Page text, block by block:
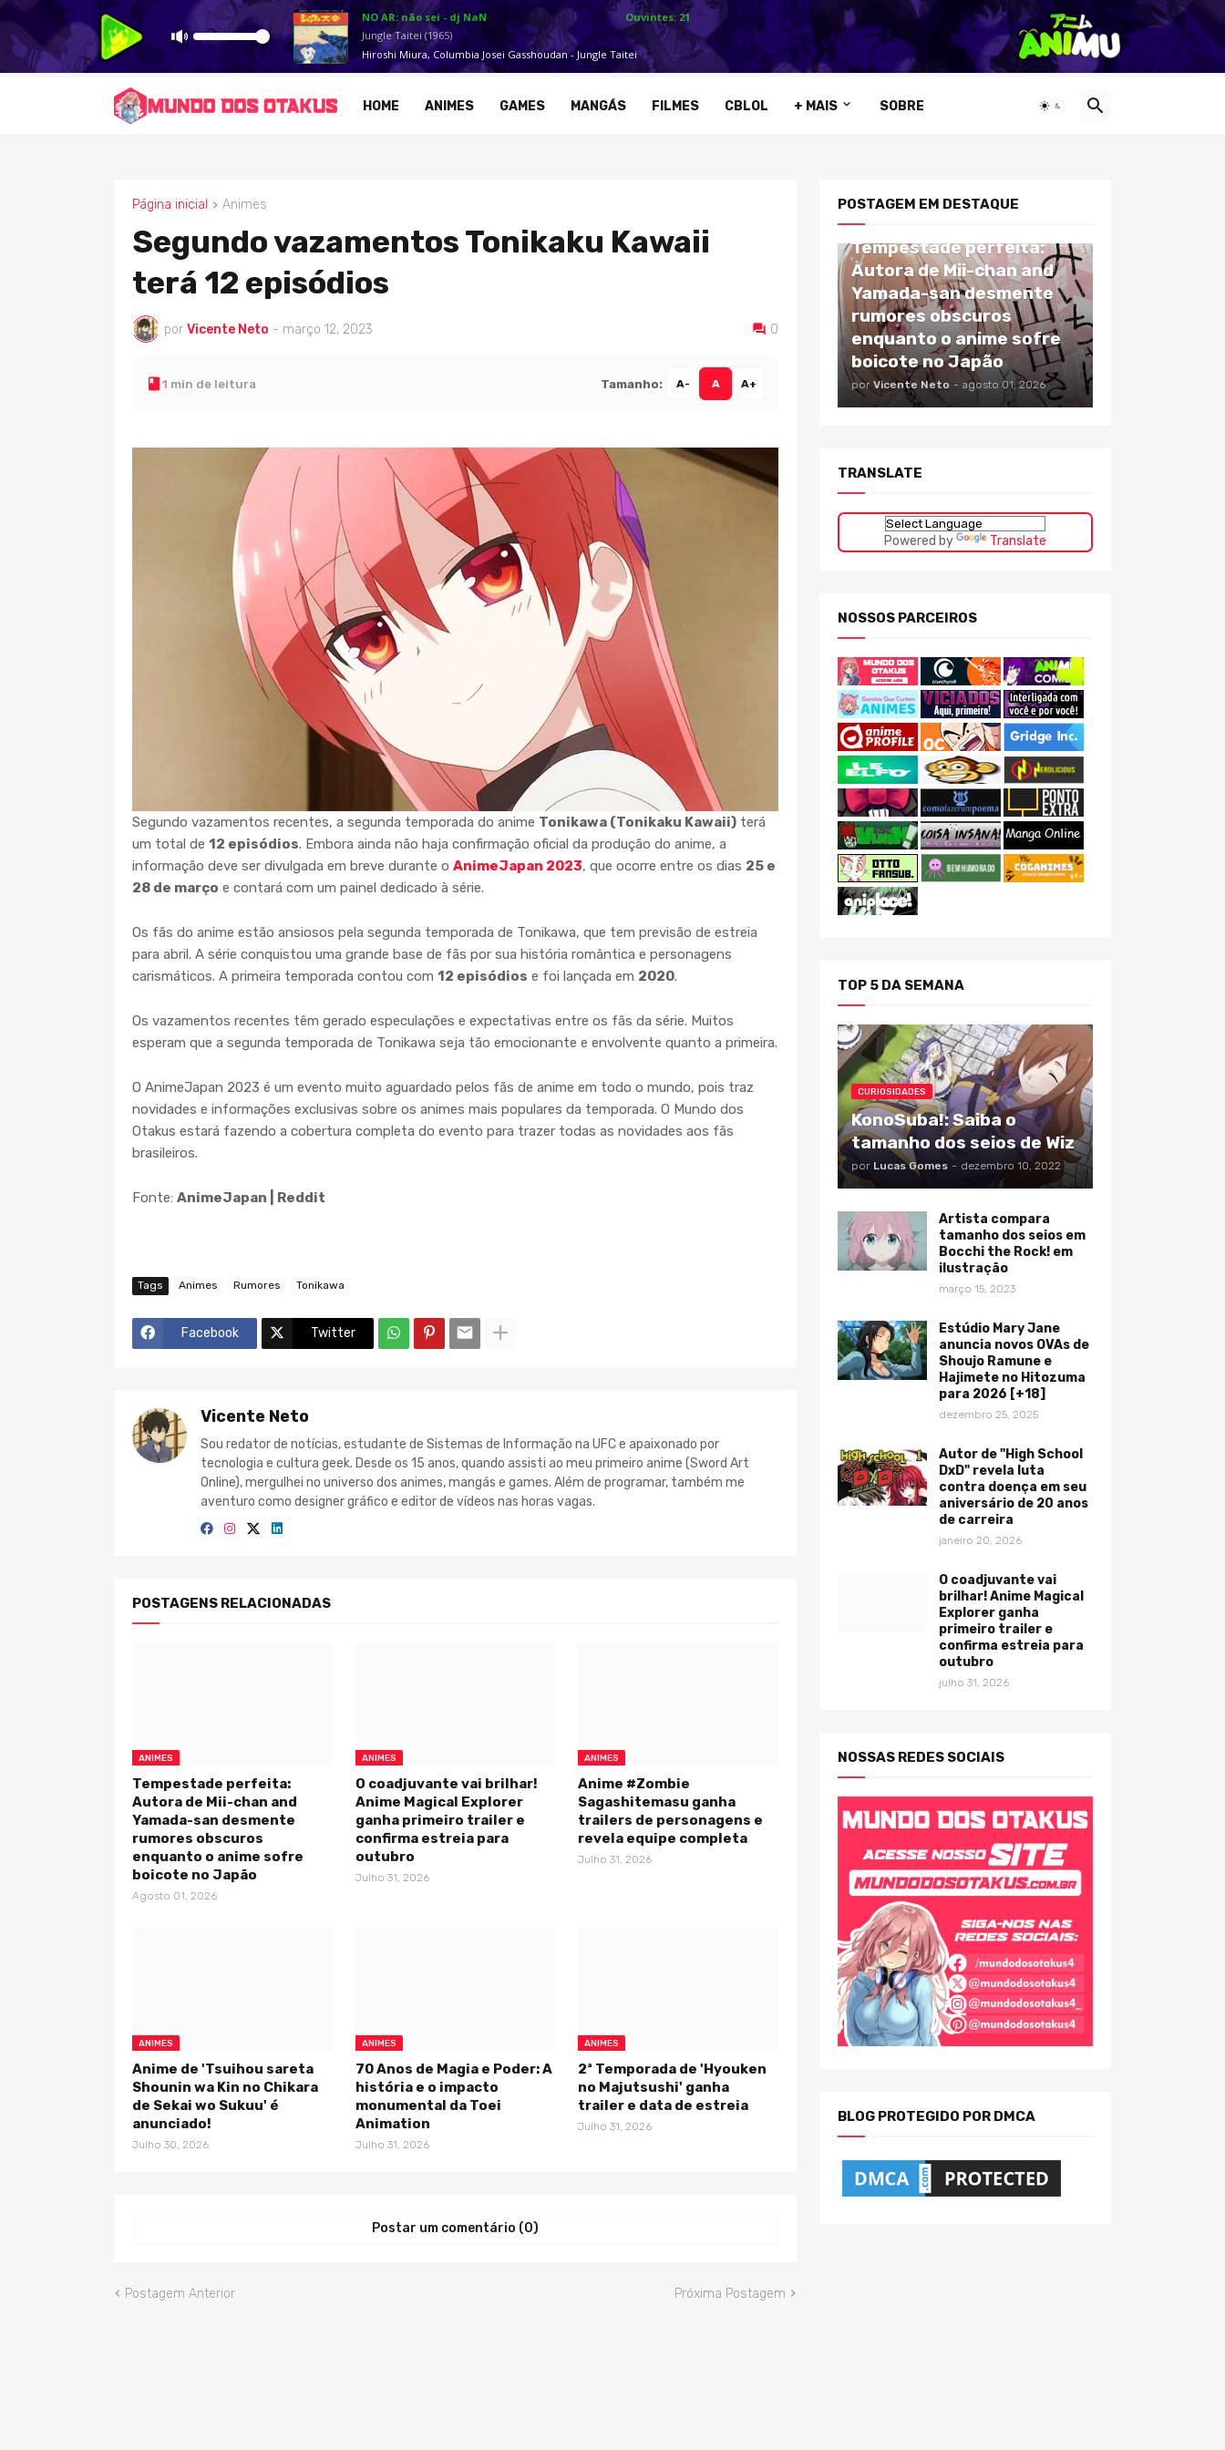
HOME ANIMES GAMES MANGÁS FILMES CBLOL + MAIS SOBRE
Página inicial Animes
ANIMES
Segundo vazamentos Tonikaku Kawaii
terá 12 episódios
por Vicente Neto - março 12, 2023 0
1 min de leitura Tamanho: A- A A+
Segundo vazamentos recentes, a segunda temporada do anime Tonikawa (Tonikaku Kawaii) terá
um total de 12 episódios. Embora ainda não haja confirmação oficial da produção do anime, a
informação deve ser divulgada em breve durante o AnimeJapan 2023, que ocorre entre os dias 25 e
28 de março e contará com um painel dedicado à série.
Os fãs do anime estão ansiosos pela segunda temporada de Tonikawa, que tem previsão de estreia
para abril. A série conquistou uma grande base de fãs por sua história romântica e personagens
carismáticos. A primeira temporada contou com 12 episódios e foi lançada em 2020.
Os vazamentos recentes têm gerado especulações e expectativas entre os fãs da série. Muitos
esperam que a segunda temporada de Tonikawa seja tão emocionante e envolvente quanto a primeira.
O AnimeJapan 2023 é um evento muito aguardado pelos fãs de anime em todo o mundo, pois traz
novidades e informações exclusivas sobre os animes mais populares da temporada. O Mundo dos
Otakus estará fazendo a cobertura completa do evento para trazer todas as novidades aos fãs
brasileiros.
Fonte: AnimeJapan | Reddit
Tags Animes Rumores Tonikawa
Facebook Twitter
Vicente Neto
Sou redator de notícias, estudante de Sistemas de Informação na UFC e apaixonado por
tecnologia e cultura geek. Desde os 15 anos, quando assisti ao meu primeiro anime (Sword Art
Online), mergulhei no universo dos animes, mangás e games. Além de programar, também me
aventuro como designer gráfico e editor de vídeos nas horas vagas.
POSTAGENS RELACIONADAS
ANIMES
Tempestade perfeita:
Autora de Mii-chan and
Yamada-san desmente
rumores obscuros
enquanto o anime sofre
boicote no Japão
Agosto 01, 2026
ANIMES
O coadjuvante vai brilhar!
Anime Magical Explorer
ganha primeiro trailer e
confirma estreia para
outubro
Julho 31, 2026
ANIMES
Anime #Zombie
Sagashitemasu ganha
trailers de personagens e
revela equipe completa
Julho 31, 2026
ANIMES
Anime de 'Tsuihou sareta
Shounin wa Kin no Chikara
de Sekai wo Sukuu' é
anunciado!
Julho 30, 2026
ANIMES
70 Anos de Magia e Poder: A
história e o impacto
monumental da Toei
Animation
Julho 31, 2026
ANIMES
2ª Temporada de 'Hyouken
no Majutsushi' ganha
trailer e data de estreia
Julho 31, 2026
Postar um comentário (0)
Postagem Anterior Próxima Postagem
POSTAGEM EM DESTAQUE
Tempestade perfeita:
Autora de Mii-chan and
Yamada-san desmente
rumores obscuros
enquanto o anime sofre
boicote no Japão
por Vicente Neto - agosto 01, 2026
TRANSLATE
Powered by Translate
NOSSOS PARCEIROS
TOP 5 DA SEMANA
CURIOSIDADES
KonoSuba!: Saiba o
tamanho dos seios de Wiz
por Lucas Gomes - dezembro 10, 2022
Artista compara
tamanho dos seios em
Bocchi the Rock! em
ilustração
março 15, 2023
Estúdio Mary Jane
anuncia novos OVAs de
Shoujo Ramune e
Hajimete no Hitozuma
para 2026 [+18]
dezembro 25, 2025
Autor de "High School
DxD" revela luta
contra doença em seu
aniversário de 20 anos
de carreira
janeiro 20, 2026
O coadjuvante vai
brilhar! Anime Magical
Explorer ganha
primeiro trailer e
confirma estreia para
outubro
julho 31, 2026
NOSSAS REDES SOCIAIS
BLOG PROTEGIDO POR DMCA